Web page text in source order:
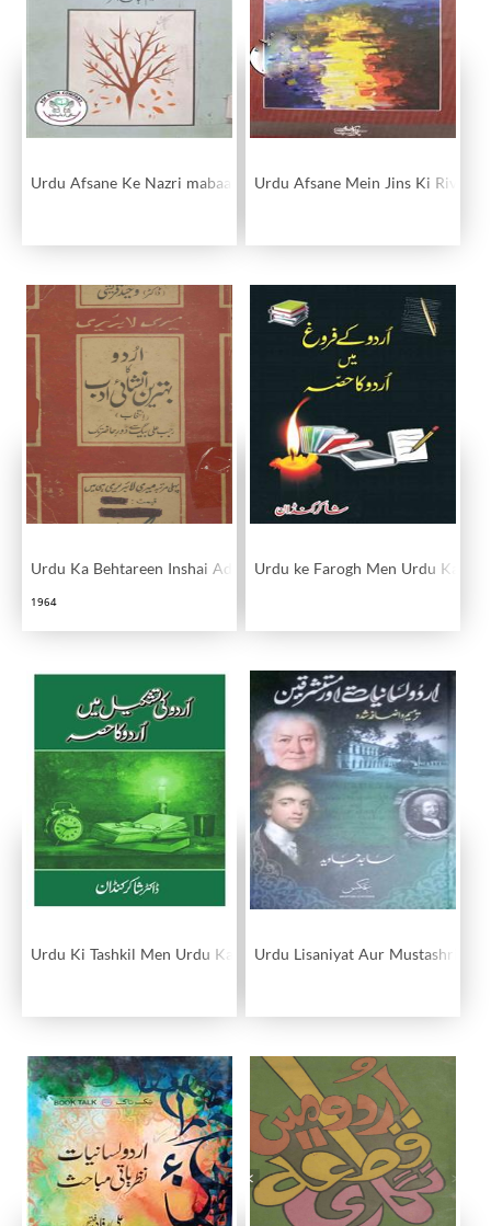
Urdu Afsane Ke Nazri mabaahis Urdu Afsane Mein Jins Ki Rivayat
Urdu Ka Behtareen Inshai Adab Rajab Ali Baig Se Daur-e-Hazir Tak
1964
Urdu ke Farogh Men Urdu Ka
Urdu Ki Tashkil Men Urdu Ka HissaUrdu Lisaniyat Aur Mustashriqeen